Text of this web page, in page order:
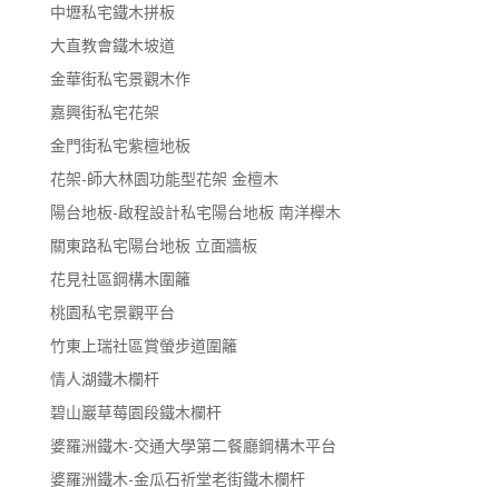
中壢私宅鐵木拼板
大直教會鐵木坡道
金華街私宅景觀木作
嘉興街私宅花架
金門街私宅紫檀地板
花架-師大林園功能型花架 金檀木
陽台地板-啟程設計私宅陽台地板 南洋櫸木
關東路私宅陽台地板 立面牆板
花見社區鋼構木圍籬
桃園私宅景觀平台
竹東上瑞社區賞螢步道圍籬
情人湖鐵木欄杆
碧山巖草莓園段鐵木欄杆
婆羅洲鐵木-交通大學第二餐廳鋼構木平台
婆羅洲鐵木-金瓜石祈堂老街鐵木欄杆